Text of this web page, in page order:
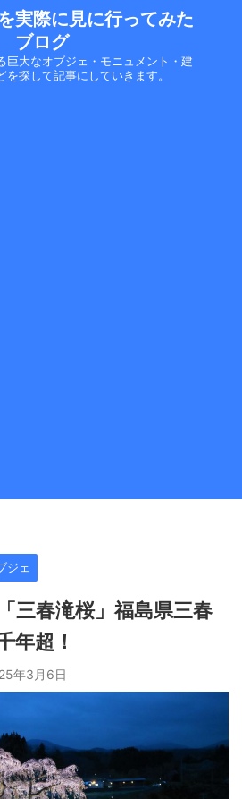
実際に見に行ってみた
ブログ
巨大なオブジェ・モニュメント・建
を探して記事にしていきます。
ジェ
三春滝桜」福島県三春
年超！
年3月6日